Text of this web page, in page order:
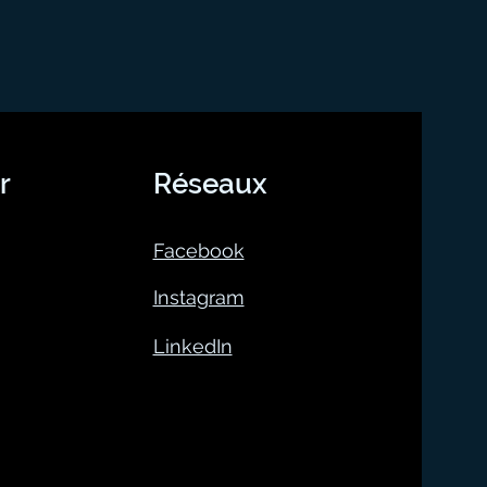
Réseaux
Facebook
Instagram
LinkedIn